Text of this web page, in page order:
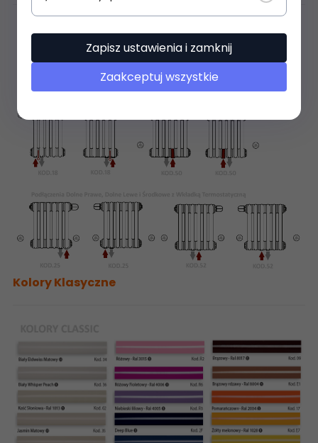
Kolory Klasyczne
Zapisz ustawienia i zamknij
Zaakceptuj wszystkie